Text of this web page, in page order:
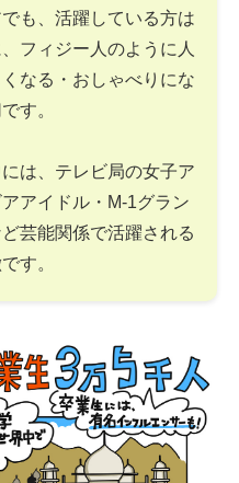
も、活躍している方は
フィジー人のように人
なる・おしゃべりにな
す。
は、テレビ局の女子ア
アイドル・M-1グラン
芸能関係で活躍される
す。